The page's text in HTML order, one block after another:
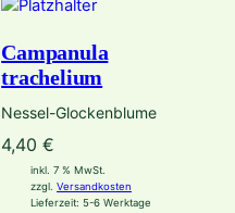
Campanula
trachelium
Nessel-Glockenblume
4,40€
inkl. 7 % MwSt.
zzgl.Versandkosten
Lieferzeit:5-6 Werktage